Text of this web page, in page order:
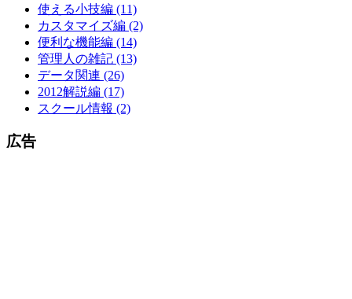
使える小技編 (11)
カスタマイズ編 (2)
便利な機能編 (14)
管理人の雑記 (13)
データ関連 (26)
2012解説編 (17)
スクール情報 (2)
広告